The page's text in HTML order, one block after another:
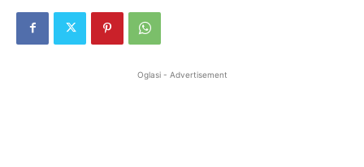
Oglasi - Advertisement